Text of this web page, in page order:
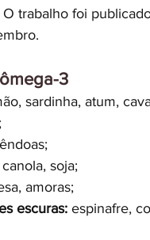
trabalho foi
3
sardinha, atum,
soja;
amoras;
escuras: espinafre,